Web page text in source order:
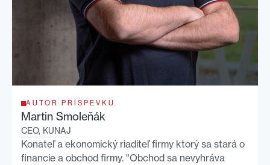
AUTOR PRÍSPEVKU
Martin Smoleňák
CEO, KUNAJ
Konateľ a ekonomický riaditeľ firmy ktorý sa stará o
financie a obchod firmy. "Obchod sa nevyhráva